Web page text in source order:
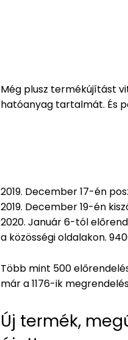
Még plusz termékújítást
hatóanyag tartalmát. És
2019. December 17-én
2019. December 19-én
2020. Január 6-tól
a közösségi oldalakon.
Több mint 500
már a 1176-ik
Új termék,